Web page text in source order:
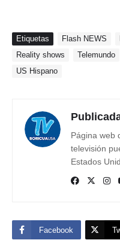
Etiquetas Flash NEWS
Reality shows
Telemundo
US Hispano
Página web
televisión
Estados
Facebook